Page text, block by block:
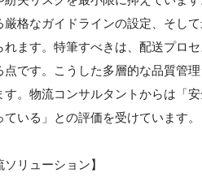
格なガイドラインの設定、そし
ます。特筆すべきは、配送プロ
です。こうした多層的な品質管
。物流コンサルタントからは「
いる」との評価を受けています。
リューション】